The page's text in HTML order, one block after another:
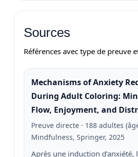
Sources
Références avec type de preuve
Mechanisms of Anxiety
During Adult Coloring:
Flow, Enjoyment, and
Preuve directe · 188 adultes
Mindfulness, Springer, 2025
Après une induction d’anxiété,